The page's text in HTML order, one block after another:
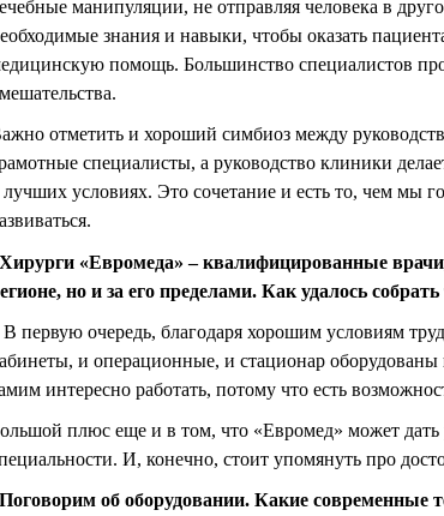
манипуляции, не отправляя человека в
знания и навыки, чтобы оказать
помощь. Большинство специалистов
отметить и хороший симбиоз между
специалисты, а руководство клиники
лучших условиях. Это сочетание и есть то, чем мы
Хирурги «Евромеда» – квалифицированные
но и за его пределами. Как удалось
В первую очередь, благодаря хорошим условиям
и операционные, и стационар
интересно работать, потому что есть
плюс еще и в том, что «Евромед» может дать
И, конечно, стоит упомянуть про
Поговорим об оборудовании. Какие современные